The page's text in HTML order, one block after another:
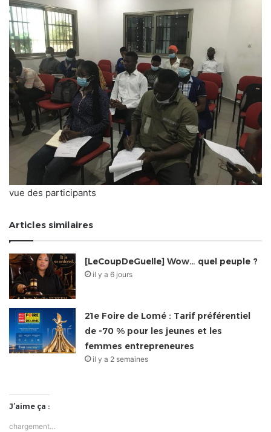
vue des participants
Articles similaires
[LeCoupDeGuelle] Wow… quel peuple ?
il y a 6 jours
21e Foire de Lomé : Tarif préférentiel
de -70 % pour les jeunes et les
femmes entrepreneures
il y a 2 semaines
J’aime ça :
chargement…